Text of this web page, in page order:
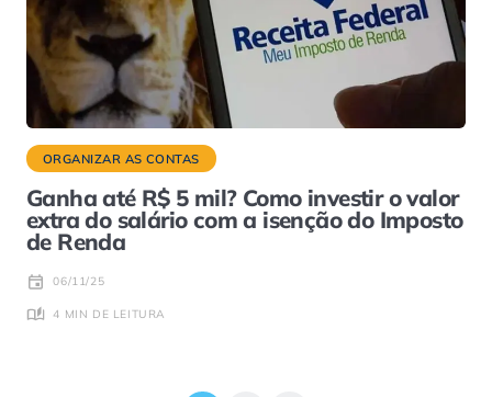
ORGANIZAR AS CONTAS
Ganha até R$ 5 mil? Como investir o valor
extra do salário com a isenção do Imposto
de Renda
06/11/25
4 MIN DE LEITURA